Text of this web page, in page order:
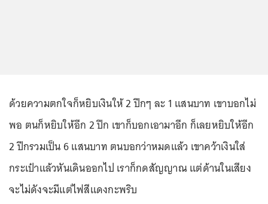
ด้วยความตกใจก็หยิบเงินให้ 2 ปึกๆ ละ 1 แสนบาท เขาบอกไม่
พอ ตนก็หยิบให้อีก 2 ปึก เขาก็บอกเอามาอีก ก็เลยหยิบให้อีก
2 ปึกรวมเป็น 6 แสนบาท ตนบอกว่าหมดแล้ว เขาคว้าเงินใส่
กระเป๋าแล้วหันเดินออกไป เราก็กดสัญญาณ แต่ด้านในเสียง
จะไม่ดังจะมีแต่ไฟสีแดงกะพริบ